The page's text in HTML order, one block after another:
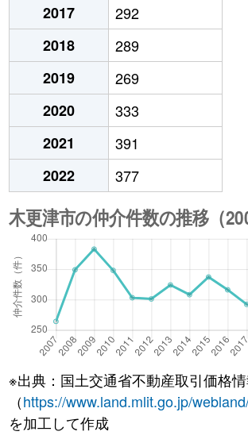
2017
292
2018
289
2019
269
2020
333
2021
391
2022
377
※出典：国土交通省不動産取引価格
（https://www.land.mlit.go.jp/
を加工して作成